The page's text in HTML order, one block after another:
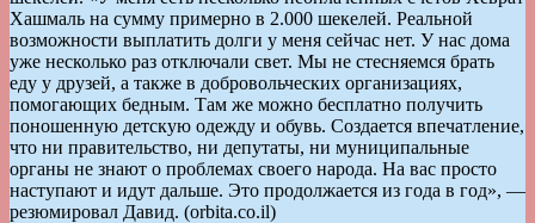
Хашмаль на сумму примерно в 2.000 шекелей. Реальной
возможности выплатить долги у меня сейчас нет. У нас дома
уже несколько раз отключали свет. Мы не стесняемся брать
еду у друзей, а также в добровольческих организациях,
помогающих бедным. Там же можно бесплатно получить
поношенную детскую одежду и обувь. Создается впечатление,
что ни правительство, ни депутаты, ни муниципальные
органы не знают о проблемах своего народа. На вас просто
наступают и идут дальше. Это продолжается из года в год», —
резюмировал Давид. (orbita.co.il)